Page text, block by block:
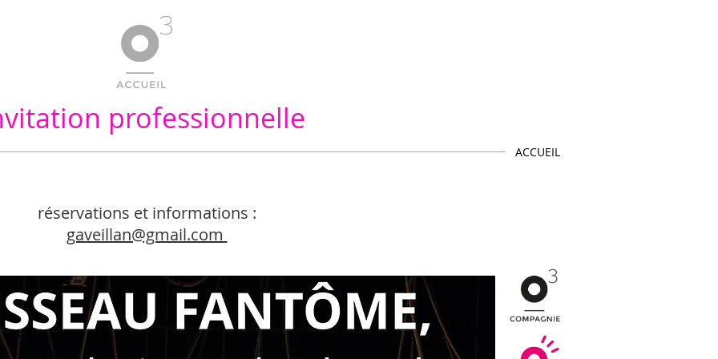
compagnie opéra.3 théâtre
lyrique pour tous
professionnelle
réservations et informations :
gaveillan@gmail.com
ACCUEIL